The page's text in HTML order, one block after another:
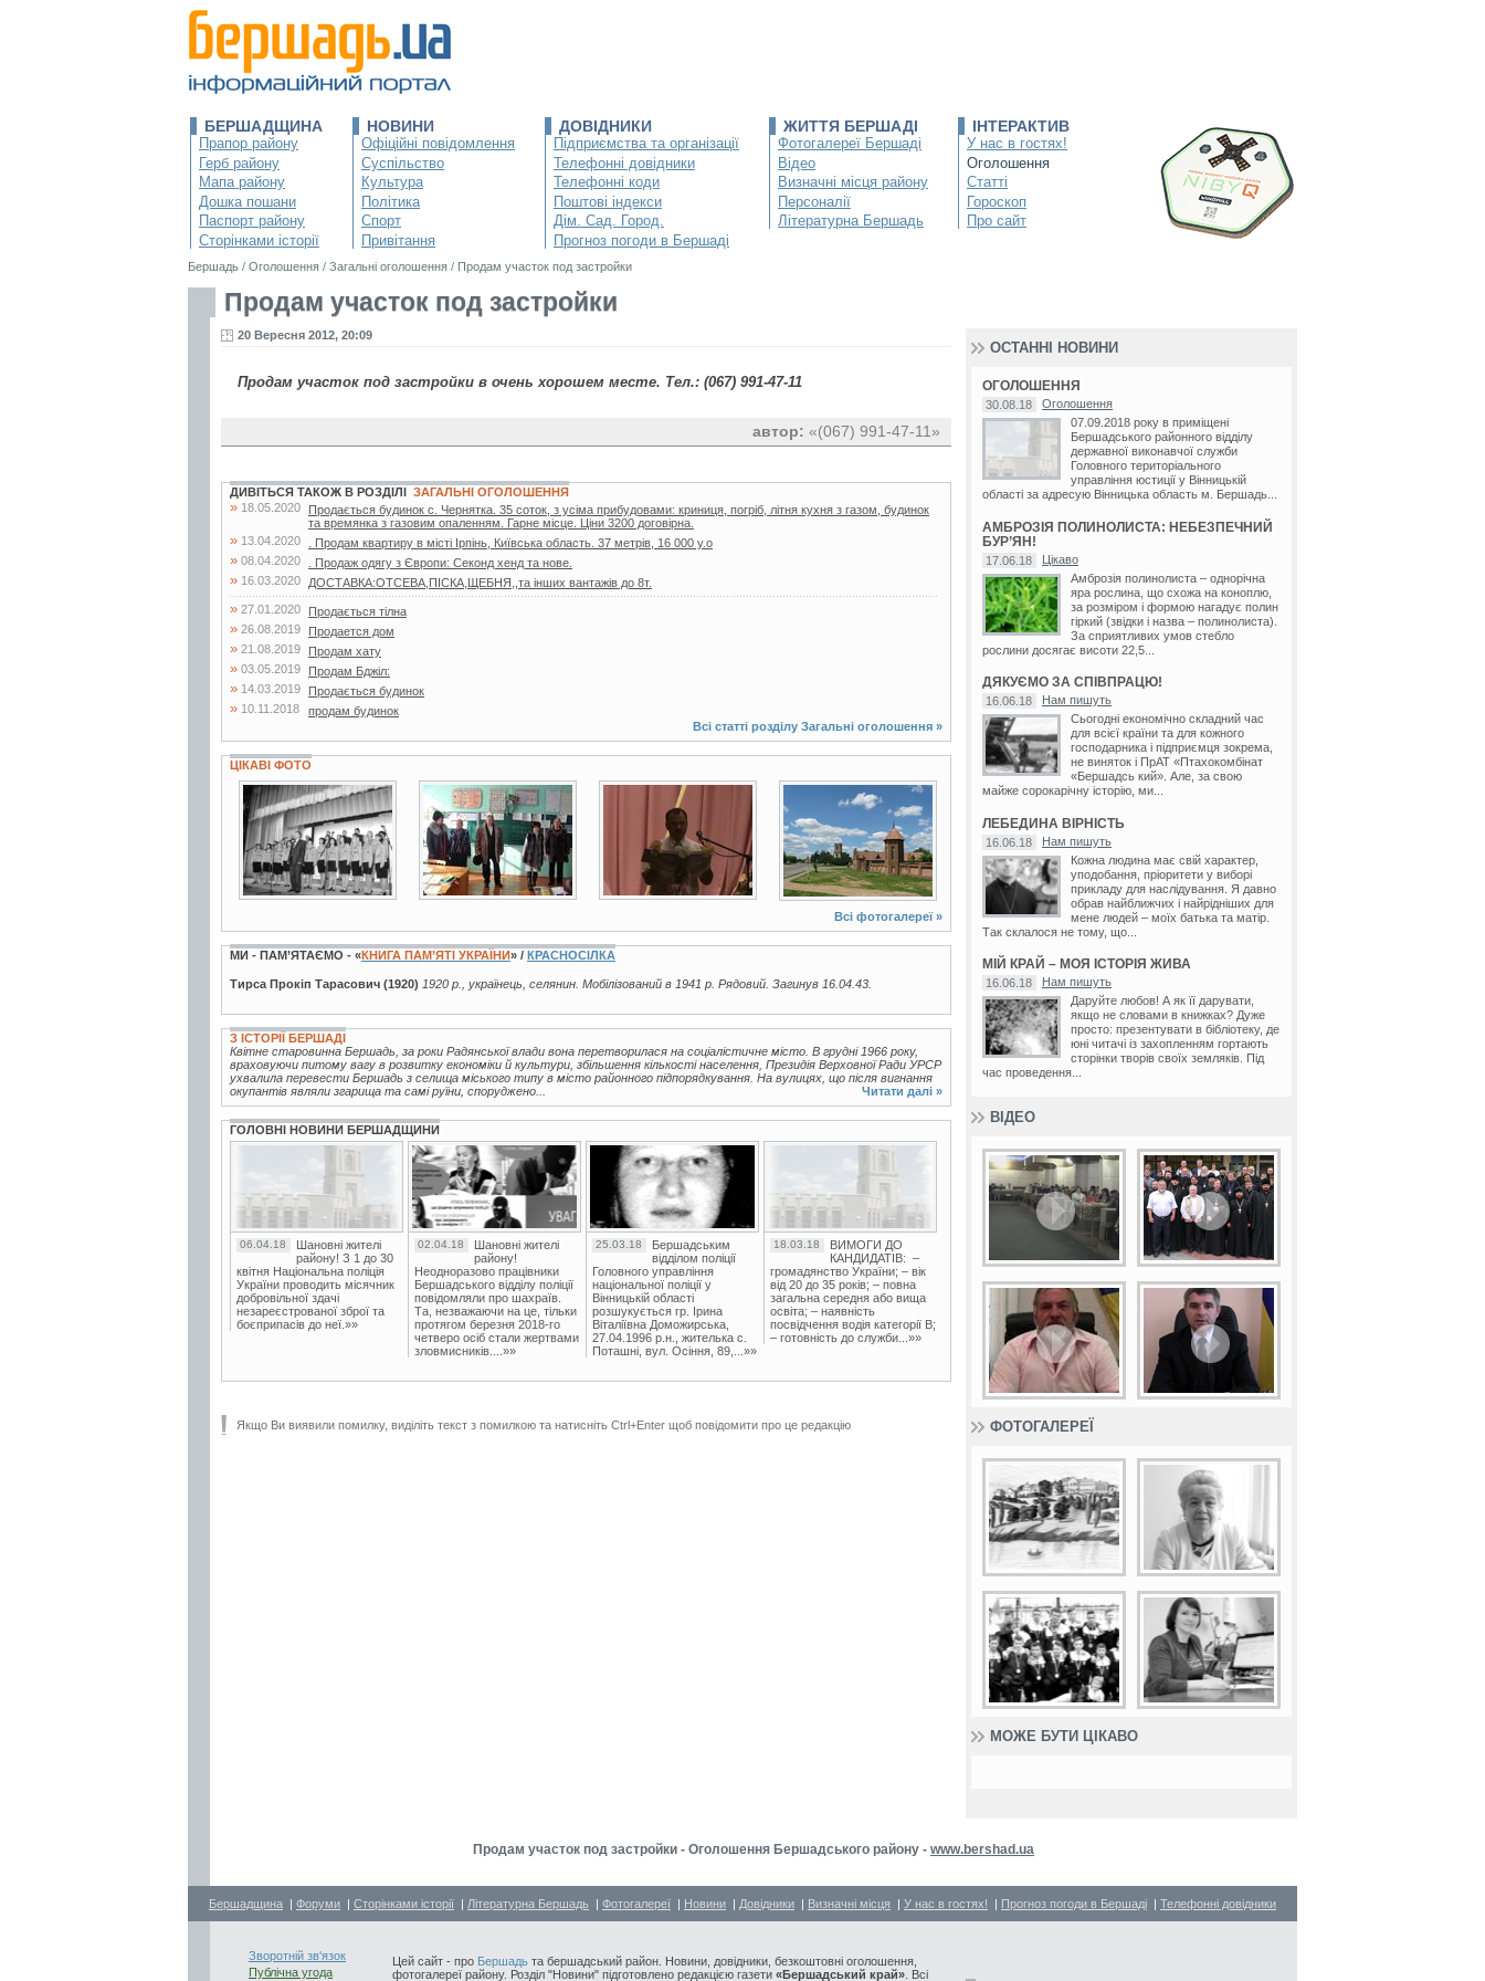
БЕРШАДЩИНА
Прапор району
Герб району
Мапа району
Дошка пошани
Паспорт району
Сторінками історії
НОВИНИ
Офіційні повідомлення
Суспільство
Культура
Політика
Спорт
Привітання
ДОВІДНИКИ
Підприємства та організації
Телефонні довідники
Телефонні коди
Поштові індекси
Дім. Сад. Город.
Прогноз погоди в Бершаді
ЖИТТЯ БЕРШАДІ
Фотогалереї Бершаді
Відео
Визначні місця району
Персоналії
Літературна Бершадь
ІНТЕРАКТИВ
У нас в гостях!
Оголошення
Статті
Гороскоп
Про сайт
Бершадь / Оголошення / Загальні оголошення / Продам участок под застройки
Продам участок под застройки
20 Вересня 2012, 20:09
Продам участок под застройки в очень хорошем месте. Тел.: (067) 991-47-11
автор: «(067) 991-47-11»
ДИВІТЬСЯ ТАКОЖ В РОЗДІЛІ ЗАГАЛЬНІ ОГОЛОШЕННЯ
» 18.05.2020
Продається будинок с. Чернятка. 35 соток, з усіма прибудовами: криниця, погріб, літня кухня з газом, будинок
та времянка з газовим опаленням. Гарне місце. Ціни 3200 договірна.
» 13.04.2020 . Продам квартиру в місті Ірпінь, Київська область. 37 метрів, 16 000 у.о
» 08.04.2020 . Продаж одягу з Європи: Секонд хенд та нове.
» 16.03.2020 ДОСТАВКА:ОТСЕВА,ПІСКА,ЩЕБНЯ,,та інших вантажів до 8т.
» 27.01.2020 Продається тілна
» 26.08.2019 Продается дом
» 21.08.2019 Продам хату
» 03.05.2019 Продам Бджiл:
» 14.03.2019 Продається будинок
» 10.11.2018
продам будинок
Всі статті розділу Загальні оголошення »
ЦІКАВІ ФОТО
2 фото 3 фото
Всі фотогалереї »
МИ - ПАМ’ЯТАЄМО - «КНИГА ПАМ’ЯТІ УКРАЇНИ» / КРАСНОСІЛКА
Тирса Прокіп Тарасович (1920) 1920 р., українець, селянин. Мобілізований в 1941 р. Рядовий. Загинув 16.04.43.
З ІСТОРІЇ БЕРШАДІ
Квітне старовинна Бершадь, за роки Радянської влади вона перетворилася на соціалістичне місто. В грудні 1966 року,
враховуючи питому вагу в розвитку економіки й культури, збільшення кількості населення, Президія Верховної Ради УРСР
ухвалила перевести Бершадь з селища міського типу в місто районного підпорядкування. На вулицях, що після вигнання
окупантів являли згарища та самі руїни, споруджено...
Читати далі »
ГОЛОВНІ НОВИНИ БЕРШАДЩИНИ
06.04.18
Шановні жителі
району! З 1 до 30
квітня Національна поліція
України проводить місячник
добровільної здачі
незареєстрованої зброї та
боєприпасів до неї.»»
02.04.18
Шановні жителі
району!
Неодноразово працівники
Бершадського відділу поліції
повідомляли про шахраїв.
Та, незважаючи на це, тільки
протягом березня 2018-го
четверо осіб стали жертвами
зловмисників....»»
25.03.18
Бершадським
відділом поліції
Головного управління
національної поліції у
Вінницькій області
розшукується гр. Ірина
Віталіївна Доможирська,
27.04.1996 р.н., жителька с.
Поташні, вул. Осіння, 89,...»»
18.03.18
ВИМОГИ ДО
КАНДИДАТІВ: –
громадянство України; – вік
від 20 до 35 років; – повна
загальна середня або вища
освіта; – наявність
посвідчення водія категорії В;
– готовність до служби...»»
Якщо Ви виявили помилку, виділіть текст з помилкою та натисніть Ctrl+Enter щоб повідомити про це редакцію
ОСТАННІ НОВИНИ
ОГОЛОШЕННЯ
30.08.18
Оголошення
07.09.2018 року в приміщені
Бершадського районного відділу
державної виконавчої служби
Головного територіального
управління юстиції у Вінницькій
області за адресую Вінницька область м. Бершадь...
АМБРОЗІЯ ПОЛИНОЛИСТА: НЕБЕЗПЕЧНИЙ
БУР’ЯН!
17.06.18
Цікаво
Амброзія полинолиста – однорічна
яра рослина, що схожа на коноплю,
за розміром і формою нагадує полин
гіркий (звідки і назва – полинолиста).
За сприятливих умов стебло
рослини досягає висоти 22,5...
ДЯКУЄМО ЗА СПІВПРАЦЮ!
16.06.18
Нам пишуть
Сьогодні економічно складний час
для всієї країни та для кожного
господарника і підприємця зокрема,
не виняток і ПрАТ «Птахокомбінат
«Бершадсь кий». Але, за свою
майже сорокарічну історію, ми...
ЛЕБЕДИНА ВІРНІСТЬ
16.06.18
Нам пишуть
Кожна людина має свій характер,
уподобання, пріоритети у виборі
прикладу для наслідування. Я давно
обрав найближчих і найрідніших для
мене людей – моїх батька та матір.
Так склалося не тому, що...
МІЙ КРАЙ – МОЯ ІСТОРІЯ ЖИВА
16.06.18
Нам пишуть
Даруйте любов! А як її дарувати,
якщо не словами в книжках? Дуже
просто: презентувати в бібліотеку, де
юні читачі із захопленням гортають
сторінки творів своїх земляків. Під
час проведення...
ВІДЕО
ФОТОГАЛЕРЕЇ
МОЖЕ БУТИ ЦІКАВО
Продам участок под застройки - Оголошення Бершадського району - www.bershad.ua
Бершадщина | Форуми | Сторінками історії | Літературна Бершадь | Фотогалереї | Новини | Довідники | Визначні місця | У нас в гостях! | Прогноз погоди в Бершаді | Телефонні довідники
Зворотній зв'язок
Публічна угода
Цей сайт - про Бершадь та бершадський район. Новини, довідники, безкоштовні оголошення,
фотогалереї району. Розділ "Новини" підготовлено редакцією газети «Бершадський край» . Всі